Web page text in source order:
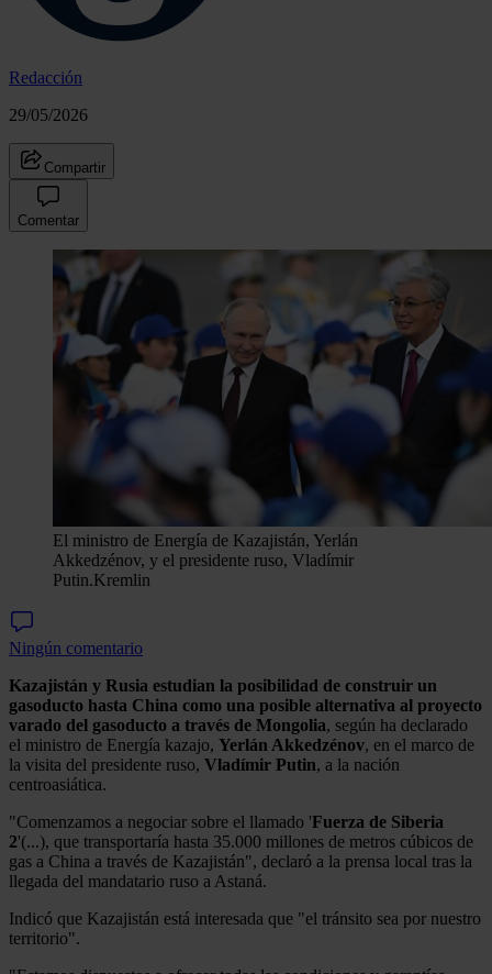
Redacción
29/05/2026
Compartir
Comentar
El ministro de Energía de Kazajistán, Yerlán
Akkedzénov, y el presidente ruso, Vladímir
Putin.Kremlin
Ningún comentario
Kazajistán y Rusia estudian la posibilidad de construir un
gasoducto hasta China como una posible alternativa al proyecto
varado del gasoducto a través de Mongolia, según ha declarado
el ministro de Energía kazajo, Yerlán Akkedzénov, en el marco de
la visita del presidente ruso, Vladímir Putin, a la nación
centroasiática.
"Comenzamos a negociar sobre el llamado 'Fuerza de Siberia
2'(...), que transportaría hasta 35.000 millones de metros cúbicos de
gas a China a través de Kazajistán", declaró a la prensa local tras la
llegada del mandatario ruso a Astaná.
Indicó que Kazajistán está interesada que "el tránsito sea por nuestro
territorio".